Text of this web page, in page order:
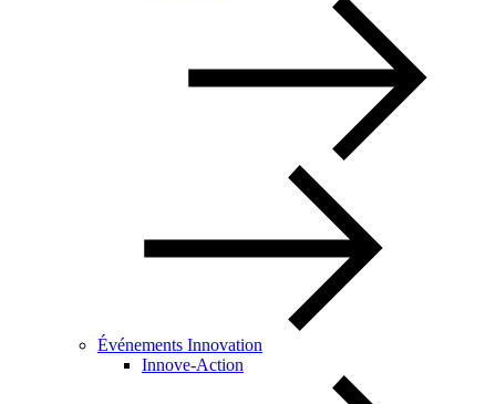
Événements Innovation
Innove-Action